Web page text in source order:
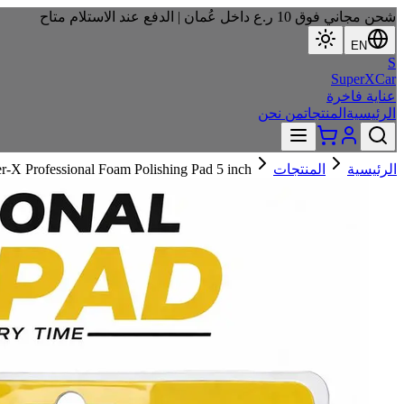
شحن مجاني فوق 10 ر.ع داخل عُمان | الدفع عند الاستلام متاح
EN
S
SuperXCar
عناية فاخرة
الرئيسية المنتجاتمن نحن
الرئيسية المنتجات X Professional Foam Polishing Pad 5 inch